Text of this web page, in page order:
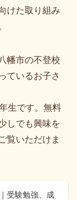
けた取り組み
幡市の不登校
ているお子さ
生です。無料
しでも興味を
覧いただけま
受験勉強、成